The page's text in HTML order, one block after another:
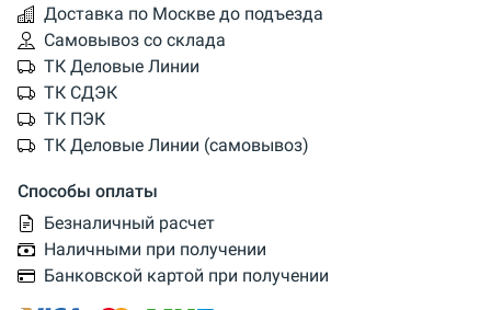
Доставка по Москве до подъезда
Самовывоз со склада
ТК Деловые Линии
ТК СДЭК
ТК ПЭК
ТК Деловые Линии (самовывоз)
Способы оплаты
Безналичный расчет
Наличными при получении
Банковской картой при получении